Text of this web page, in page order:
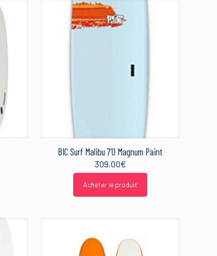
BIC Surf Malibu 7’0 Magnum Paint
309.00€
Acheter le produit